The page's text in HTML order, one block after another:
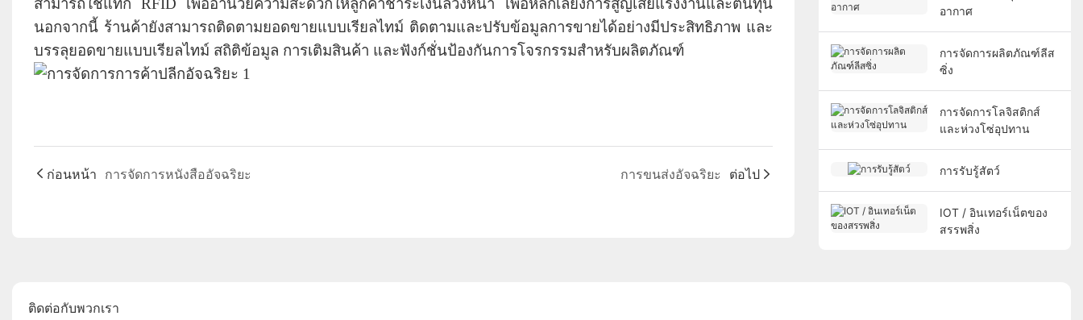
นอกจากนี้ ร้านค้ายังสามารถติดตามยอดขายแบบเรียลไทม์ ติดตามและปรับข้อมูลการขายได้อย่างมีประสิทธิภาพ และ
บรรลุยอดขายแบบเรียลไทม์ สถิติข้อมูล การเติมสินค้า และฟังก์ชั่นป้องกันการโจรกรรมสำหรับผลิตภัณฑ์
ก่อนหน้า การจัดการหนังสืออัจฉริยะ การขนส่งอัจฉริยะ ต่อไป
อากาศ
การจัดการผลิตภัณฑ์ลีส
ซิ่ง
การจัดการโลจิสติกส์
และห่วงโซ่อุปทาน
การรับรู้สัตว์
IOT / อินเทอร์เน็ตของ
สรรพสิ่ง
ติดต่อกับพวกเรา